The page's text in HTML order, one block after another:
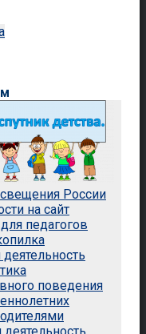
России
на сайт
педагогов
деятельность
поведения